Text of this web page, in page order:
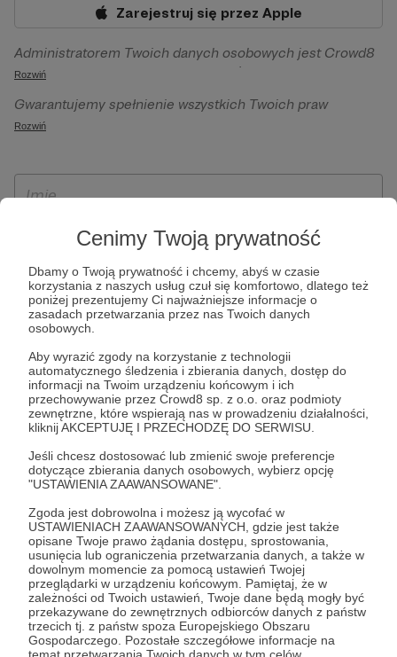
Cenimy Twoją prywatność
Dbamy o Twoją prywatność i chcemy, abyś w czasie
korzystania z naszych usług czuł się komfortowo, dlatego też
poniżej prezentujemy Ci najważniejsze informacje o
zasadach przetwarzania przez nas Twoich danych
osobowych.
Aby wyrazić zgody na korzystanie z technologii
automatycznego śledzenia i zbierania danych, dostęp do
informacji na Twoim urządzeniu końcowym i ich
przechowywanie przez Crowd8 sp. z o.o. oraz podmioty
zewnętrzne, które wspierają nas w prowadzeniu działalności,
kliknij AKCEPTUJĘ I PRZECHODZĘ DO SERWISU.
Jeśli chcesz dostosować lub zmienić swoje preferencje
dotyczące zbierania danych osobowych, wybierz opcję
"USTAWIENIA ZAAWANSOWANE".
Zgoda jest dobrowolna i możesz ją wycofać w
USTAWIENIACH ZAAWANSOWANYCH, gdzie jest także
opisane Twoje prawo żądania dostępu, sprostowania,
usunięcia lub ograniczenia przetwarzania danych, a także w
dowolnym momencie za pomocą ustawień Twojej
przeglądarki w urządzeniu końcowym. Pamiętaj, że w
zależności od Twoich ustawień, Twoje dane będą mogły być
przekazywane do zewnętrznych odbiorców danych z państw
trzecich tj. z państw spoza Europejskiego Obszaru
Gospodarczego. Pozostałe szczegółowe informacje na
Zarejestruj się przez Apple
Administratorem Twoich danych osobowych jest Crowd8
sp. z o.o. z siedziba w Warszawie, ul. Żwirki i Wigury 16, 02-
092 Warszawa. Twoje dane osobowe będą przetwarzane w
szczególności w celu wykonania umowy zawartej z Tobą, w
Patronite.pl, w tym możliwości dokonywania oraz
otrzymywania wsparcia na naszej platformie oraz
Rozwiń
Gwarantujemy spełnienie wszystkich Twoich praw
wynikających z ogólnego rozporządzenia o ochronie
ich przenoszenia, niepodlegania zautomatyzowanemu
wyrażenia sprzeciwu wobec przetwarzania Twoich danych
osobowych. Rejestracja dla osób niepełnoletnich możliwa
jest po przekazaniu podpisanego formularza "Zgodna na
założenie konta przez osobę niepełnoletnią", formularz
dostępny jest na stronie regulaminu Patronite.pl.
Rozwiń
* Zapoznałem się i akceptujęRegulaminserwisu oraz
* Wyrażam zgodę na przetwarzanie moich danych
osobowych podanych w formularzu rejestracyjnym w celu
prawidłowego świadczenia usług serwisu Patronite.
Wyrażam zgodę na otrzymywanie drogą elektroniczną
informacji handlowych - newslettera. Opcja ta może zostać
zmieniona w ustawieniach konta.